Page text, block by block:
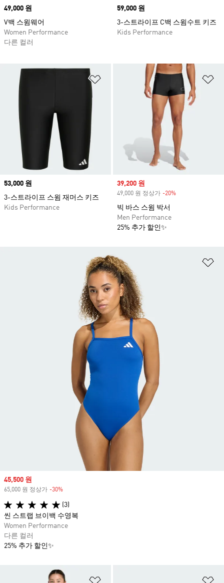
Price
49,000 원
V백 스윔웨어
Women Performance
다른 컬러
Price
59,000 원
3-스트라이프 C백 스윔수트 키즈
Kids Performance
위시리스트 담기
Price
53,000 원
3-스트라이프 스윔 재머스 키즈
Kids Performance
Sale price
39,200 원
49,000 원 정상가 -20%
빅 바스 스윔 박서
Men Performance
25% 추가 할인✨
Sale price
45,500 원
65,000 원 정상가 -30%
(3)
씬 스트랩 브이백 수영복
Women Performance
다른 컬러
25% 추가 할인✨